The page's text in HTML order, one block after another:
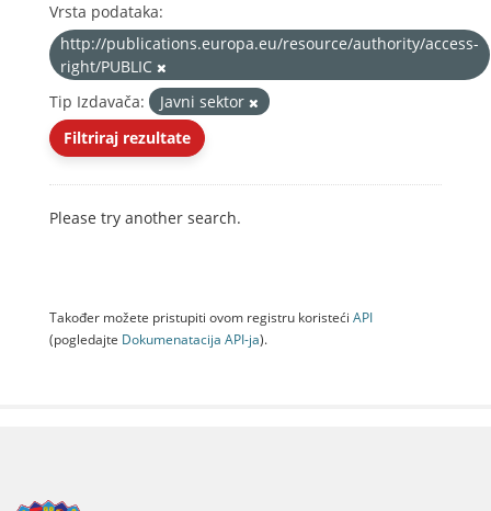
Vrsta podataka:
http://publications.europa.eu/resource/authority/access-
right/PUBLIC
Tip Izdavača:
Javni sektor
Filtriraj rezultate
Please try another search.
Također možete pristupiti ovom registru koristeći API
(pogledajte Dokumenаtаcijа API-jа).